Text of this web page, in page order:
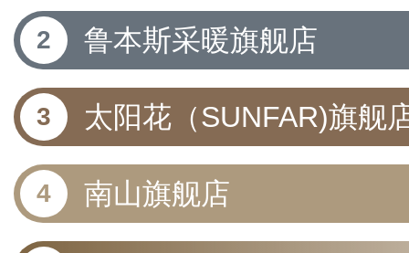
鲁本斯采暖旗舰店
太阳花（SUNFAR)旗舰
南山旗舰店